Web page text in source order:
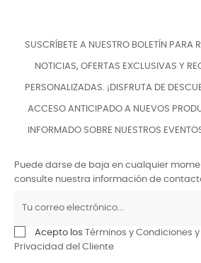
SUSCRÍBETE A NUESTRO BOLETÍN PARA
NOTICIAS, OFERTAS EXCLUSIVAS Y
PERSONALIZADAS. ¡DISFRUTA DE
ACCESO ANTICIPADO A NUEVOS
INFORMADO SOBRE NUESTROS
Puede darse de baja en cualquier
consulte nuestra información de
Acepto los Términos y Condiciones y
Privacidad del Cliente